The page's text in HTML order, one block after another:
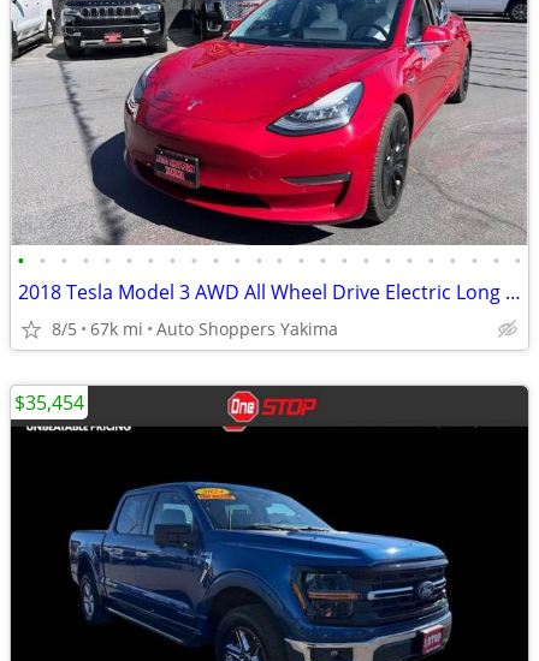
• • • • • • • • • • • • • • • • • • • • • • • •
2018 Tesla Model 3 AWD All Wheel Drive Electric Long Range Sedan 4D Se
8/5 67k mi Auto Shoppers Yakima
$35,454